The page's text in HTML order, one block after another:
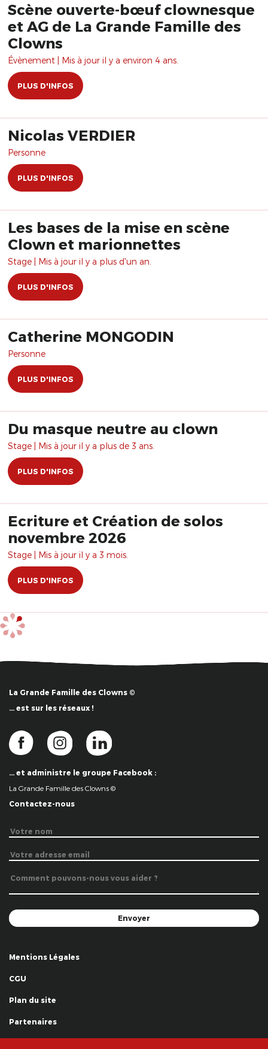
Scène ouverte-bœuf clownesque
et AG de La Grande Famille des
Clowns
Évènement | Mis à jour il y a environ 4 ans.
PLUS D'INFOS
Nicolas VERDIER
Personne
PLUS D'INFOS
Les bases de la mise en scène
Clown et marionnettes
Stage | Mis à jour il y a plus d'un an.
PLUS D'INFOS
Catherine MONGODIN
Personne
PLUS D'INFOS
Du masque neutre au clown
Stage | Mis à jour il y a plus de 3 ans.
PLUS D'INFOS
Ecriture et Création de solos
novembre 2026
Stage | Mis à jour il y a 3 mois.
PLUS D'INFOS
La Grande Famille des Clowns ©
… est sur les réseaux !
… et administre le groupe Facebook :
La Grande Famille des Clowns ©
Contactez-nous
Mentions Légales
CGU
Plan du site
Partenaires